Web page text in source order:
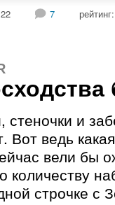
7
стеночки и
Вот ведь
вели бы
количеству
строчке с